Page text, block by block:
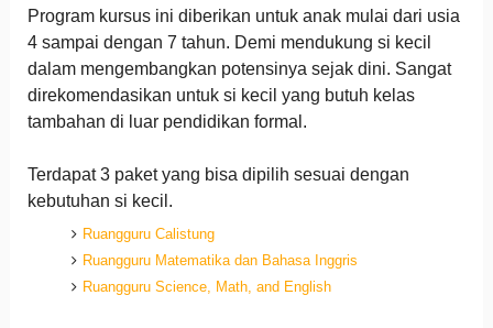
Program kursus ini diberikan untuk anak mulai dari usia
4 sampai dengan 7 tahun. Demi mendukung si kecil
dalam mengembangkan potensinya sejak dini. Sangat
direkomendasikan untuk si kecil yang butuh kelas
tambahan di luar pendidikan formal.
Terdapat 3 paket yang bisa dipilih sesuai dengan
kebutuhan si kecil.
Ruangguru Calistung
Ruangguru Matematika dan Bahasa Inggris
Ruangguru Science, Math, and English